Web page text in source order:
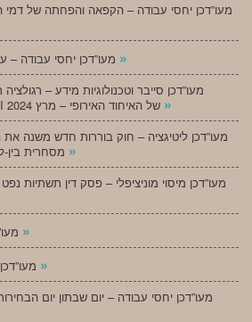
»
מעו”דכן סייבר וטכנולוגיות מידע –
»
מעו”דכן ליטיגציה – חוק בוררות חדש משנה את
»
מעו”דכן מיסוי מוניציפלי – פסק דין תשתיות
»
»
מעו”דכן יחסי עבודה – יום שבתון יום